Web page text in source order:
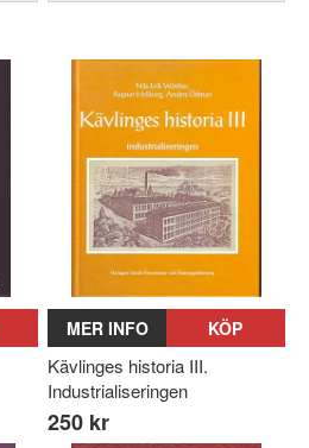
MER INFO KÖP
Kävlinges historia III.
Industrialiseringen
250 kr